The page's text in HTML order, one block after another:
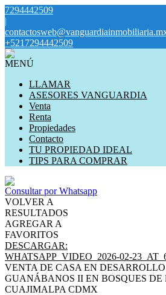
7294442509
|
+5217294442509
MENÚ
LLAMAR
ASESORES VANGUARDIA
Venta
Renta
Propiedades
Contacto
TU PROPIEDAD IDEAL
TIPS PARA COMPRAR
Consultar por Whatsapp
VOLVER A
RESULTADOS
AGREGAR A
FAVORITOS
DESCARGAR:
WHATSAPP_VIDEO_2026-02-
VENTA DE CASA EN
GUANÁBANOS II EN BOSQUES DE
CUAJIMALPA CDMX